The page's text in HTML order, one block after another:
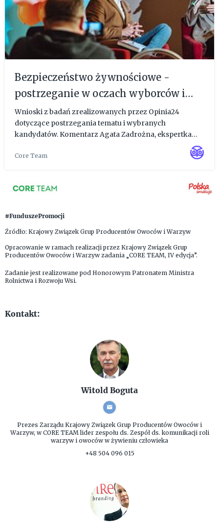
Bezpieczeństwo żywnościowe -
postrzeganie w oczach wyborców i
potencjał dla urzędu Prezydenta
Wnioski z badań zrealizowanych przez Opinia24
dotyczące postrzegania tematu i wybranych
kandydatów. Komentarz Agata Zadrożna, ekspertka
badań społecznych w Opinii24. Badania zrealizowane w
dniach 17-21 marca 2025, na reprezentatywnej próbie
Core Team
#FunduszePromocji
Źródło: Krajowy Związek Grup Producentów Owoców i Warzyw
Opracowanie w ramach realizacji przez Krajowy Związek Grup
Producentów Owoców i Warzyw zadania „CORE TEAM, IV edycja”.
Zadanie jest realizowane pod Honorowym Patronatem Ministra
Rolnictwa i Rozwoju Wsi.
Kontakt:
Witold Boguta
Prezes Zarządu Krajowy Związek Grup Producentów Owoców i
Warzyw, w CORE TEAM lider zespołu ds. Zespół ds. komunikacji roli
warzyw i owoców w żywieniu człowieka
+48 504 096 015